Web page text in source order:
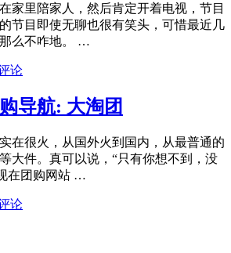
家里陪家人，然后肯定开着电视，节目
节目即使无聊也很有笑头，可惜最近几
么不咋地。 …
论
导航: 大淘团
在很火，从国外火到国内，从最普通的
大件。真可以说，“只有你想不到，没
在团购网站 …
论